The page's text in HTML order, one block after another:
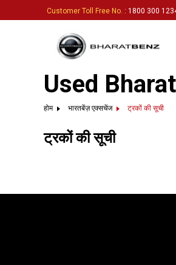
Customer Toll Free No. : 1800 300
Used
होम भारतबेंज़ एक्सचेंज ट्रकों की सूची
ट्रकों की सूची